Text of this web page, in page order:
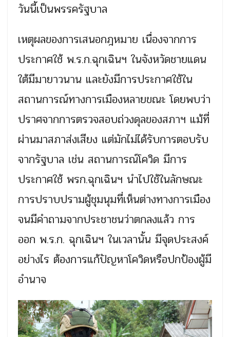
วันนี้เป็นพรรครัฐบาล
เหตุผลของการเสนอกฎหมาย เนื่องจากการ
ประกาศใช้ พ.ร.ก.ฉุกเฉินฯ ในจังหวัดชายแดน
ใต้มีมายาวนาน และยังมีการประกาศใช้ใน
สถานการณ์ทางการเมืองหลายขณะ โดยพบว่า
ปราศจากการตรวจสอบถ่วงดุลของสภาฯ แม้ที่
ผ่านมาสภาส่งเสียง แต่มักไม่ได้รับการตอบรับ
จากรัฐบาล เช่น สถานการณ์โควิด มีการ
ประกาศใช้ พรก.ฉุกเฉินฯ นำไปใช้ในลักษณะ
การปราบปรามผู้ชุมนุมที่เห็นต่างทางการเมือง
จนมีคำถามจากประชาชนว่าตกลงแล้ว การ
ออก พ.ร.ก. ฉุกเฉินฯ ในเวลานั้น มีจุดประสงค์
อย่างไร ต้องการแก้ปัญหาโควิดหรือปกป้องผู้มี
อำนาจ